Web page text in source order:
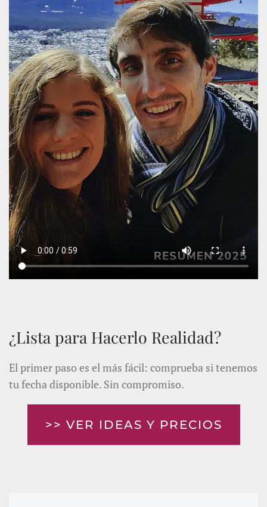
¿Lista para Hacerlo Realidad?
El primer paso es el más fácil: comprueba si tenemos
tu fecha disponible. Sin compromiso.
>> VER IDEAS Y PRECIOS